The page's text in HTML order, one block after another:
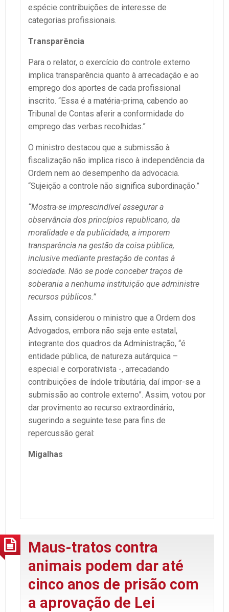
espécie contribuições de interesse de
categorias profissionais.
Transparência
Para o relator, o exercício do controle externo
implica transparência quanto à arrecadação e ao
emprego dos aportes de cada profissional
inscrito. “Essa é a matéria-prima, cabendo ao
Tribunal de Contas aferir a conformidade do
emprego das verbas recolhidas.”
O ministro destacou que a submissão à
fiscalização não implica risco à independência da
Ordem nem ao desempenho da advocacia.
“Sujeição a controle não significa subordinação.”
“Mostra-se imprescindível assegurar a
observância dos princípios republicano, da
moralidade e da publicidade, a imporem
transparência na gestão da coisa pública,
inclusive mediante prestação de contas à
sociedade. Não se pode conceber traços de
soberania a nenhuma instituição que administre
recursos públicos.”
Assim, considerou o ministro que a Ordem dos
Advogados, embora não seja ente estatal,
integrante dos quadros da Administração, “é
entidade pública, de natureza autárquica –
especial e corporativista -, arrecadando
contribuições de índole tributária, daí impor-se a
submissão ao controle externo”. Assim, votou por
dar provimento ao recurso extraordinário,
sugerindo a seguinte tese para fins de
repercussão geral:
Migalhas
Maus-tratos contra
animais podem dar até
cinco anos de prisão com
a aprovação de Lei